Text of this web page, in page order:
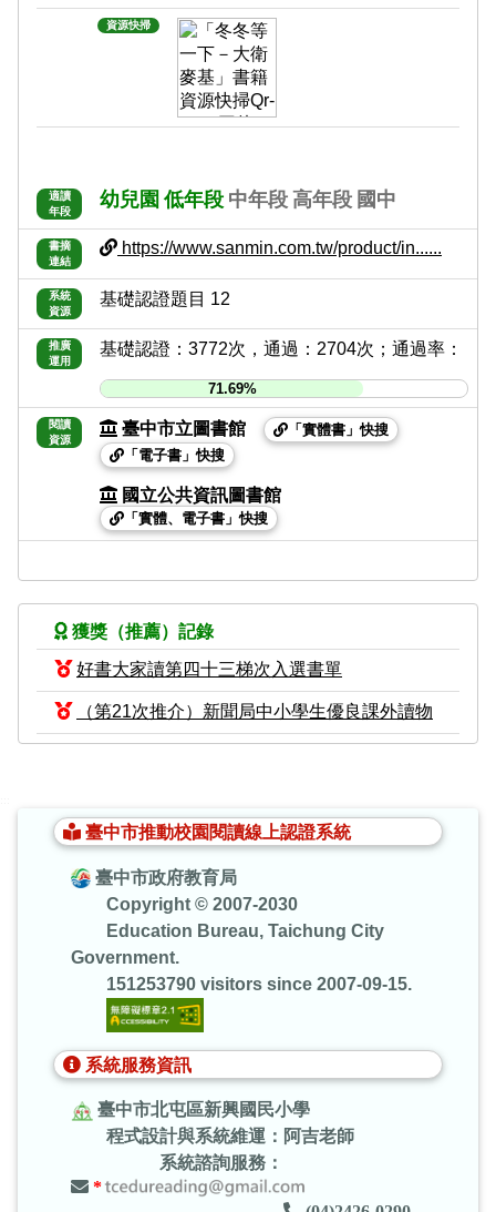
資源快掃
適讀
年段
幼兒園 低年段 中年段 高年段 國中
書摘
連結
https://www.sanmin.com.tw/product/in......
系統
資源
基礎認證題目 12
推廣
運用
基礎認證：3772次，通過：2704次；通過率：
71.69%
閱讀
資源
臺中市立圖書館
「實體書」快搜
「電子書」快搜
國立公共資訊圖書館
「實體、電子書」快搜
獲獎（推薦）記錄
好書大家讀第四十三梯次入選書單
（第21次推介）新聞局中小學生優良課外讀物
臺中市推動校園閱讀線上認證系統
臺中市政府教育局
Copyright © 2007-2030
Education Bureau, Taichung City
Government.
151253790 visitors since 2007-09-15.
系統服務資訊
臺中市北屯區新興國民小學
程式設計與系統維運：阿吉老師
系統諮詢服務：
*